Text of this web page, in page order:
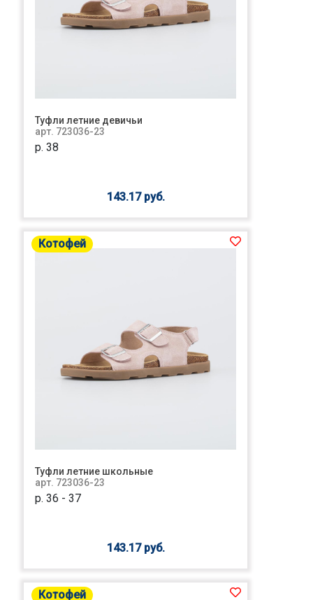
Туфли летние девичьи
арт. 723036-23
р. 38
143.17 руб.
Котофей
Туфли летние школьные
арт. 723036-23
р. 36 - 37
143.17 руб.
Котофей